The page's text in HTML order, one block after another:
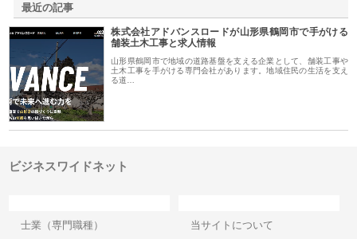
最近の記事
株式会社アドバンスロードが山形県鶴岡市で手がける
舗装土木工事と求人情報
山形県鶴岡市で地域の道路基盤を支える企業として、舗装工事や
土木工事を手がける専門会社があります。地域住民の生活を支え
る道…
ビジネスワイドネット
士業（専門職種）
当サイトについて